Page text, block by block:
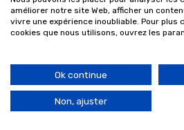
améliorer notre site Web, afficher un
vivre une expérience inoubliable. Pour plus
cookies que nous utilisons, ouvrez les
Ok continue
Non, ajuster